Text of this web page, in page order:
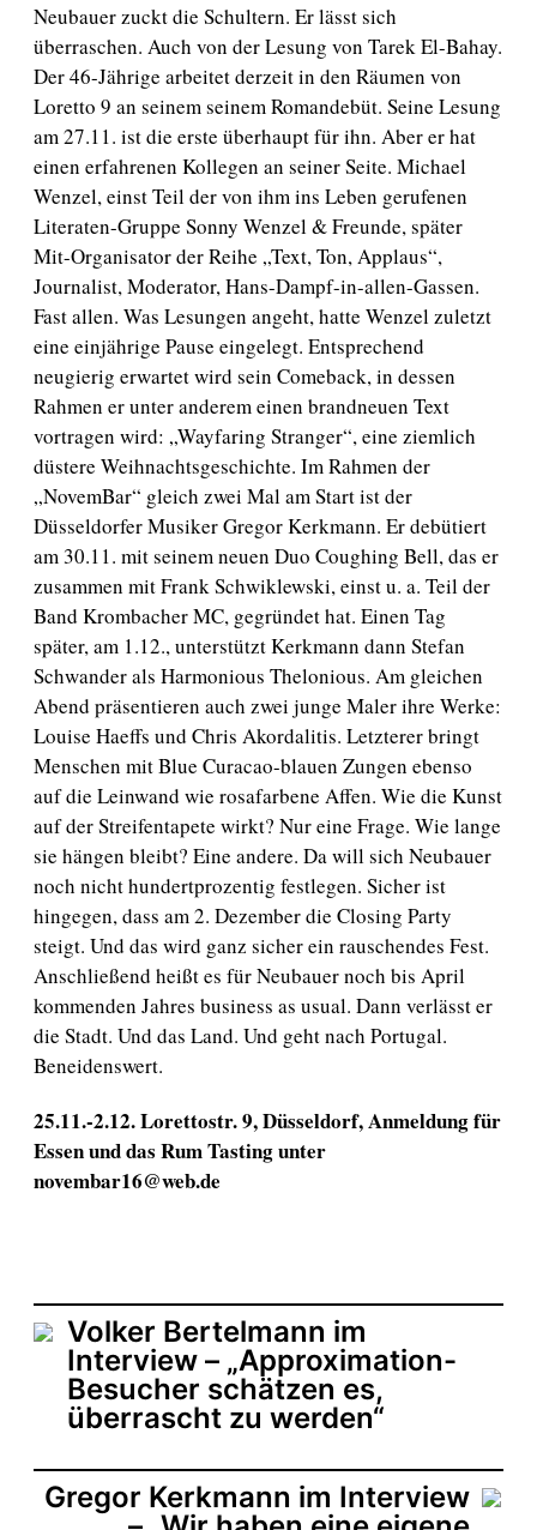
Neubauer zuckt die Schultern. Er lässt sich
überraschen. Auch von der Lesung von Tarek El-Bahay.
Der 46-Jährige arbeitet derzeit in den Räumen von
Loretto 9 an seinem seinem Romandebüt. Seine Lesung
am 27.11. ist die erste überhaupt für ihn. Aber er hat
einen erfahrenen Kollegen an seiner Seite. Michael
Wenzel, einst Teil der von ihm ins Leben gerufenen
Literaten-Gruppe Sonny Wenzel & Freunde, später
Mit-Organisator der Reihe „Text, Ton, Applaus“,
Journalist, Moderator, Hans-Dampf-in-allen-Gassen.
Fast allen. Was Lesungen angeht, hatte Wenzel zuletzt
eine einjährige Pause eingelegt. Entsprechend
neugierig erwartet wird sein Comeback, in dessen
Rahmen er unter anderem einen brandneuen Text
vortragen wird: „Wayfaring Stranger“, eine ziemlich
düstere Weihnachtsgeschichte. Im Rahmen der
„NovemBar“ gleich zwei Mal am Start ist der
Düsseldorfer Musiker Gregor Kerkmann. Er debütiert
am 30.11. mit seinem neuen Duo Coughing Bell, das er
zusammen mit Frank Schwiklewski, einst u. a. Teil der
Band Krombacher MC, gegründet hat. Einen Tag
später, am 1.12., unterstützt Kerkmann dann Stefan
Schwander als Harmonious Thelonious. Am gleichen
Abend präsentieren auch zwei junge Maler ihre Werke:
Louise Haeffs und Chris Akordalitis. Letzterer bringt
Menschen mit Blue Curacao-blauen Zungen ebenso
auf die Leinwand wie rosafarbene Affen. Wie die Kunst
auf der Streifentapete wirkt? Nur eine Frage. Wie lange
sie hängen bleibt? Eine andere. Da will sich Neubauer
noch nicht hundertprozentig festlegen. Sicher ist
hingegen, dass am 2. Dezember die Closing Party
steigt. Und das wird ganz sicher ein rauschendes Fest.
Anschließend heißt es für Neubauer noch bis April
kommenden Jahres business as usual. Dann verlässt er
die Stadt. Und das Land. Und geht nach Portugal.
Beneidenswert.
25.11.-2.12. Lorettostr. 9, Düsseldorf, Anmeldung für
Essen und das Rum Tasting unter
novembar16@web.de
Volker Bertelmann im
Interview – „Approximation-
Besucher schätzen es,
überrascht zu werden“
Gregor Kerkmann im Interview